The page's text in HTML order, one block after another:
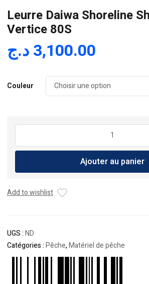
Leurre Daiwa Shoreline
Vertice 80S
3,100.00د.ج
Couleur
quantité
Leurre
Shoreline
Z
Ajouter au panier
Add to wishlist
UGS :ND
Catégories :Pêche,Matériel de pêche